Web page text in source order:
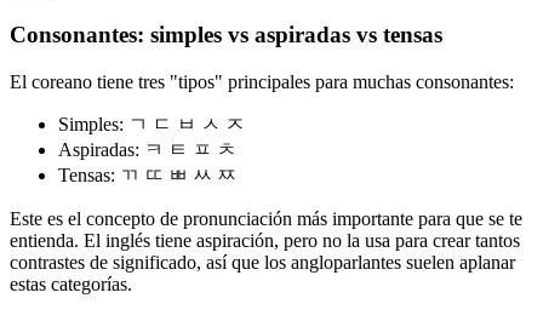
Consonantes: simples vs aspiradas vs tensas
El coreano tiene tres "tipos" principales para muchas consonantes:
Simples: ㄱ ㄷ ㅂ ㅅ ㅈ
Aspiradas: ㅋ ㅌ ㅍ ㅊ
Tensas: ㄲ ㄸ ㅃ ㅆ ㅉ
Este es el concepto de pronunciación más importante para que se te
entienda. El inglés tiene aspiración, pero no la usa para crear tantos
contrastes de significado, así que los angloparlantes suelen aplanar
estas categorías.